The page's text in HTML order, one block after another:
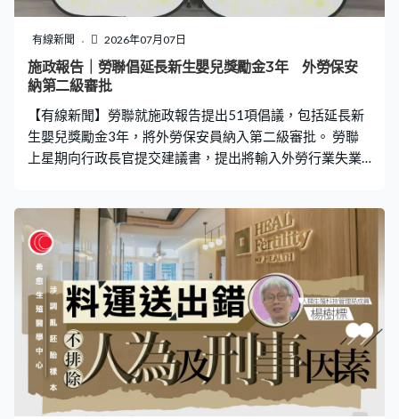
有線新聞 2026年07月07日
施政報告｜勞聯倡延長新生嬰兒獎勵金3年 外勞保安
納第二級審批
【有線新聞】勞聯就施政報告提出51項倡議，包括延長新
生嬰兒獎勵金3年，將外勞保安員納入第二級審批。 勞聯
上星期向行政長官提交建議書，提出將輸入外勞行業失業
供過渡支援及提高僱主強積金供款比例。刺激生育率方
面，延長新生嬰兒獎勵金計劃外，勞聯亦建議訂立法定育
兒假，並透過公私營協作增加輔助生育服務名額。